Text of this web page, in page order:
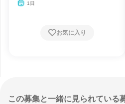
1日
お気に入り
この募集と一緒に見られている